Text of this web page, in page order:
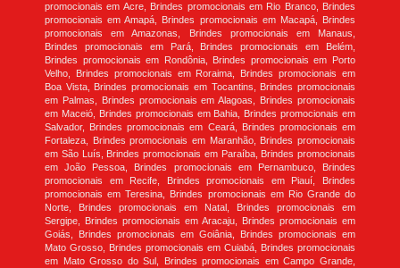
promocionais em Acre, Brindes promocionais em Rio Branco, Brindes
promocionais em Amapá, Brindes promocionais em Macapá, Brindes
promocionais em Amazonas, Brindes promocionais em Manaus,
Brindes promocionais em Pará, Brindes promocionais em Belém,
Brindes promocionais em Rondônia, Brindes promocionais em Porto
Velho, Brindes promocionais em Roraima, Brindes promocionais em
Boa Vista, Brindes promocionais em Tocantins, Brindes promocionais
em Palmas, Brindes promocionais em Alagoas, Brindes promocionais
em Maceió, Brindes promocionais em Bahia, Brindes promocionais em
Salvador, Brindes promocionais em Ceará, Brindes promocionais em
Fortaleza, Brindes promocionais em Maranhão, Brindes promocionais
em São Luís, Brindes promocionais em Paraíba, Brindes promocionais
em João Pessoa, Brindes promocionais em Pernambuco, Brindes
promocionais em Recife, Brindes promocionais em Piauí, Brindes
promocionais em Teresina, Brindes promocionais em Rio Grande do
Norte, Brindes promocionais em Natal, Brindes promocionais em
Sergipe, Brindes promocionais em Aracaju, Brindes promocionais em
Goiás, Brindes promocionais em Goiânia, Brindes promocionais em
Mato Grosso, Brindes promocionais em Cuiabá, Brindes promocionais
em Mato Grosso do Sul, Brindes promocionais em Campo Grande,